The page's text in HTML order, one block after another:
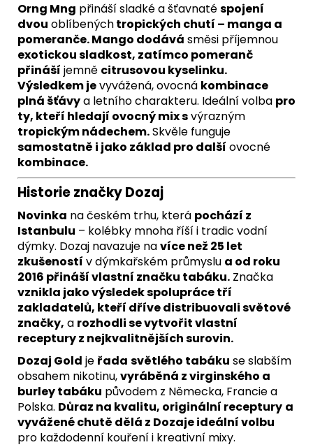
Orng Mng přináší sladké a šťavnatéspojení
dvou oblíbenýchtropických chutí – manga a
pomeranče. Mango dodává směsi příjemnou
exotickou sladkost, zatímco pomeranč
přináší jemně citrusovou kyselinku.
Výsledkem jevyvážená, ovocná kombinace
plná šťávya letního charakteru. Ideální volba pro
ty, kteří hledají ovocný mix svýrazným
tropickým nádechem.Skvěle funguje
samostatně i jako základ pro další ovocné
kombinace.
Historie značky Dozaj
Novinka na českém trhu, která pochází z
Istanbulu – kolébky mnoha říší i tradic vodní
dýmky. Dozaj navazuje navíce než 25 let
zkušeností v dýmkařském průmyslu a od roku
2016 přináší vlastní značku tabáku. Značka
vznikla jako výsledek spolupráce tří
zakladatelů, kteří dříve distribuovali světové
značky, a rozhodli se vytvořit vlastní
receptury z nejkvalitnějších surovin.
Dozaj Gold je řada světlého tabáku se slabším
obsahem nikotinu,vyráběná z virginského a
burley tabáku původem z Německa, Francie a
Polska. Důraz na kvalitu, originální receptury a
vyvážené chutě dělá z Dozaje ideální volbu
pro každodenní kouření i kreativní mixy.